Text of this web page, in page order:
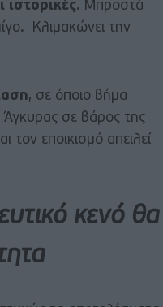
ιστορικές. Μπροστά
Κλιμακώνει την
, σε όποιο βήμα
Άγκυρας σε βάρος της
εποικισμό απειλεί
κενό θα